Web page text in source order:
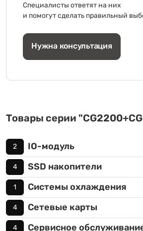
Специалисты ответят на них
и помогут сделать правильный
Нужна консультация
Товары серии
2 IO-модуль
4 SSD накопители
1 Системы охлаждения
4 Сетевые карты
4 Сервисное